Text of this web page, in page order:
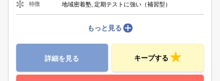
特徴 地域密着塾, 定期テストに強い（補習型）
もっと見る
詳細を見る キープする